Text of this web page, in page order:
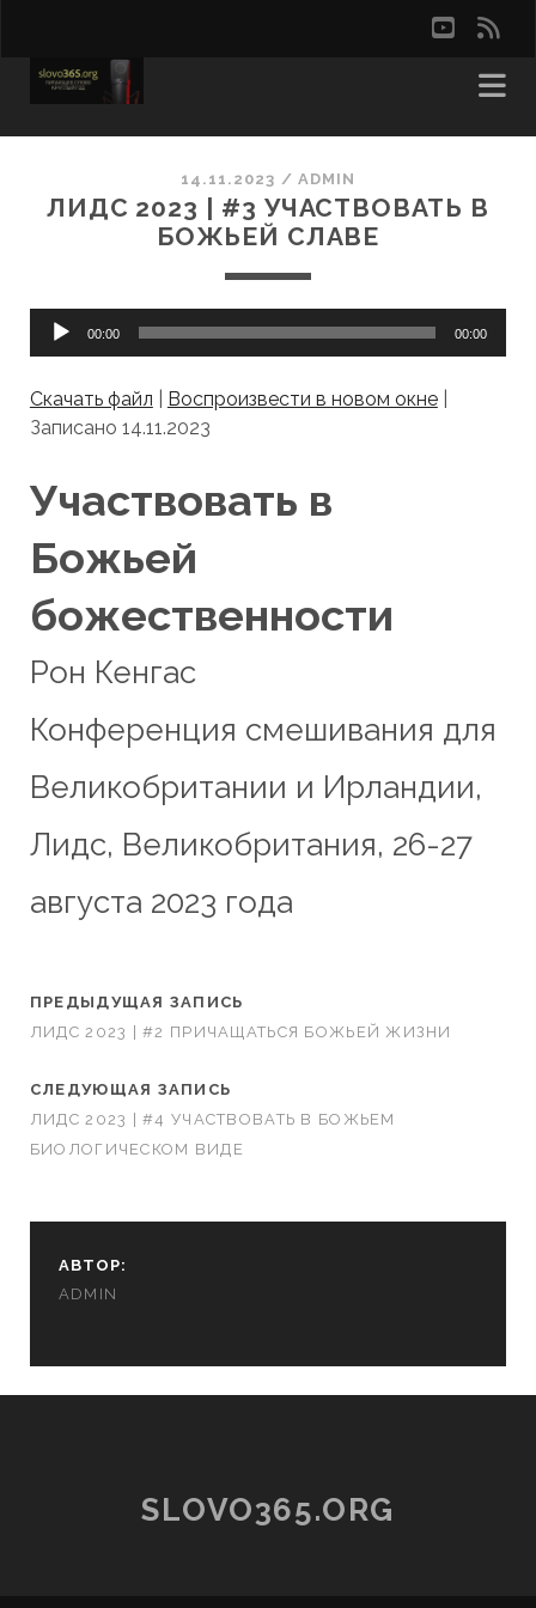
rss
14.11.2023 / ADMIN
ЛИДС 2023 | #3 УЧАСТВОВАТЬ В
БОЖЬЕЙ СЛАВЕ
Аудиоплеер
00:00 00:00
Скачать файл Воспроизвести в новом окне|
Записано 14.11.2023
Участвовать в
Божьей
божественности
Рон Кенгас
Конференция смешивания для
Великобритании и Ирландии,
Лидс, Великобритания, 26-27
августа 2023 года
ПРЕДЫДУЩАЯ ЗАПИСЬ
ЛИДС 2023 | #2 ПРИЧАЩАТЬСЯ БОЖЬЕЙ ЖИЗНИ
СЛЕДУЮЩАЯ ЗАПИСЬ
ЛИДС 2023 | #4 УЧАСТВОВАТЬ В БОЖЬЕМ
БИОЛОГИЧЕСКОМ ВИДЕ
АВТОР:
ADMIN
SLOVO365.ORG